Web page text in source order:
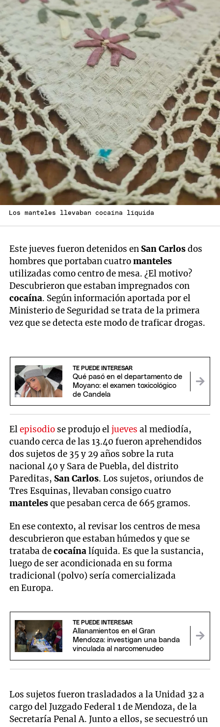
Los manteles llevaban cocaína líquida
Este jueves fueron detenidos en San Carlosdos
hombres que portaban cuatromanteles
utilizadas como centro de mesa. ¿El motivo?
Descubrieron que estaban impregnados con
cocaína. Según información aportada por el
Ministerio de Seguridad se trata de la primera
vez que se detecta este modo de traficar drogas.
TE PUEDE INTERESAR
Qué pasó en el departamento de
Moyano: el examen toxicológico
de Candela
Elepisodio se produjo eljuevesal mediodía,
cuando cerca de las 13.40 fueron aprehendidos
dos sujetos de 35 y 29 años sobre la ruta
nacional 40 y Sara de Puebla, del distrito
Pareditas, San Carlos. Los sujetos, oriundos de
Tres Esquinas, llevaban consigo cuatro
mantelesque pesaban cerca de 665 gramos.
En ese contexto, al revisar los centros de mesa
descubrieron que estaban húmedos y que se
trataba decocaínalíquida. Es que la sustancia,
luego de ser acondicionada en su forma
tradicional (polvo) sería comercializada
en Europa.
TE PUEDE INTERESAR
Allanamientos en el Gran
Mendoza: investigan una banda
vinculada al narcomenudeo
Los sujetos fueron trasladados a la Unidad 32 a
cargo del Juzgado Federal 1 de Mendoza, de la
Secretaría Penal A. Junto a ellos, se secuestró un